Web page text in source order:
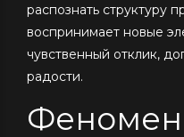
распознать структуру
воспринимает новые
чувственный отклик,
радости.
Феномен